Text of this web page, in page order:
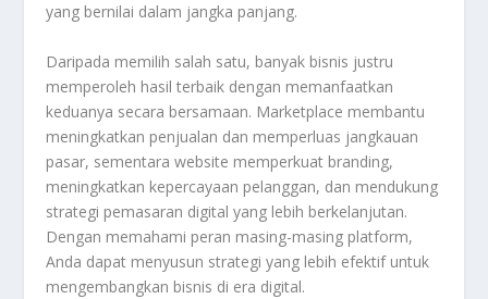
yang bernilai dalam jangka panjang.
Daripada memilih salah satu, banyak bisnis justru
memperoleh hasil terbaik dengan memanfaatkan
keduanya secara bersamaan. Marketplace membantu
meningkatkan penjualan dan memperluas jangkauan
pasar, sementara website memperkuat branding,
meningkatkan kepercayaan pelanggan, dan mendukung
strategi pemasaran digital yang lebih berkelanjutan.
Dengan memahami peran masing-masing platform,
Anda dapat menyusun strategi yang lebih efektif untuk
mengembangkan bisnis di era digital.